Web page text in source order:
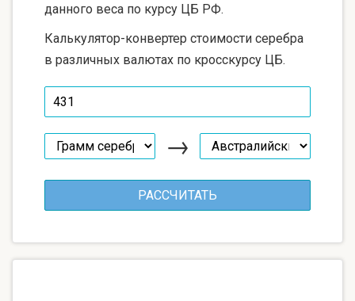
данного веса по курсу ЦБ РФ.
Калькулятор-конвертер стоимости серебра
в различных валютах по кросскурсу ЦБ.
→